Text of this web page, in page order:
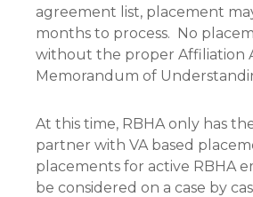
agreement list, placement
months to process. No
without the proper Affiliation
Memorandum of
At this time, RBHA only has
partner with VA based
placements for active RBHA
be considered on a case by